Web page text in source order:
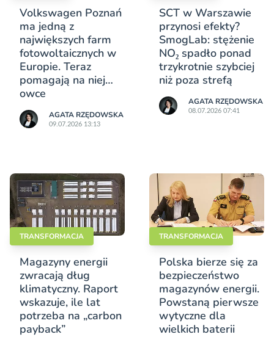
Volkswagen Poznań
ma jedną z
największych farm
fotowoltaicznych w
Europie. Teraz
pomagają na niej…
owce
AGATA RZĘDOWSKA
09.07.2026 13:13
SCT w Warszawie
przynosi efekty?
SmogLab: stężenie
NO₂ spadło ponad
trzykrotnie szybciej
niż poza strefą
AGATA RZĘDOWSKA
08.07.2026 07:41
TRANSFORMACJA
Magazyny energii
zwracają dług
klimatyczny. Raport
wskazuje, ile lat
potrzeba na „carbon
payback”
TRANSFORMACJA
Polska bierze się za
bezpieczeństwo
magazynów energii.
Powstaną pierwsze
wytyczne dla
wielkich baterii